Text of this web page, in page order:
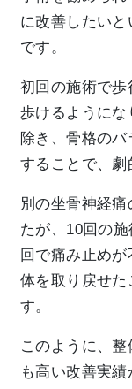
に改善したい
です。
初回の施術で
歩けるようにな
除き、骨格の
することで、劇
別の坐骨神経
たが、10回の
回で痛み止め
体を取り戻せ
す。
このように、
も高い改善実績